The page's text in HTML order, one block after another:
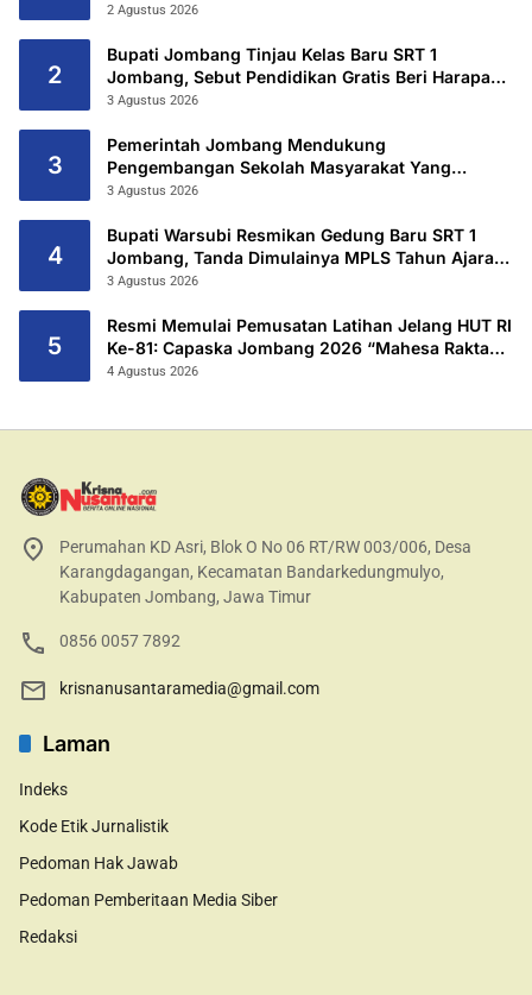
2 Agustus 2026
2
Bupati Jombang Tinjau Kelas Baru SRT 1
Jombang, Sebut Pendidikan Gratis Beri Harapan
Baru
3 Agustus 2026
3
Pemerintah Jombang Mendukung
Pengembangan Sekolah Masyarakat Yang
Kurang Mampu Hingga Hibahkan 6,3 Hektar
3 Agustus 2026
4
Bupati Warsubi Resmikan Gedung Baru SRT 1
Jombang, Tanda Dimulainya MPLS Tahun Ajaran
2026/2027
3 Agustus 2026
5
Resmi Memulai Pemusatan Latihan Jelang HUT RI
Ke-81: Capaska Jombang 2026 “Mahesa Rakta
Garuda Yudha”.
4 Agustus 2026
Perumahan KD Asri, Blok O No 06 RT/RW 003/006, Desa
Karangdagangan, Kecamatan Bandarkedungmulyo,
Kabupaten Jombang, Jawa Timur
0856 0057 7892
krisnanusantaramedia@gmail.com
Laman
Indeks
Kode Etik Jurnalistik
Pedoman Hak Jawab
Pedoman Pemberitaan Media Siber
Redaksi